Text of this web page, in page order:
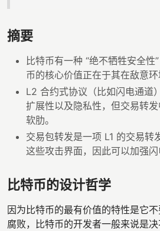
摘要
比特币有一种 “绝不牺牲安全性
币的核心价值正在于其在敌意环
L2 合约式协议（比如闪电通道
扩展性以及隐私性，但交易转
软肋。
交易包转发是一项 L1 的交易转
这些攻击界面，因此可以加强闪
比特币的设计哲学
因为比特币的最有价值的特性是它
腐败，比特币的开发者一般来说是